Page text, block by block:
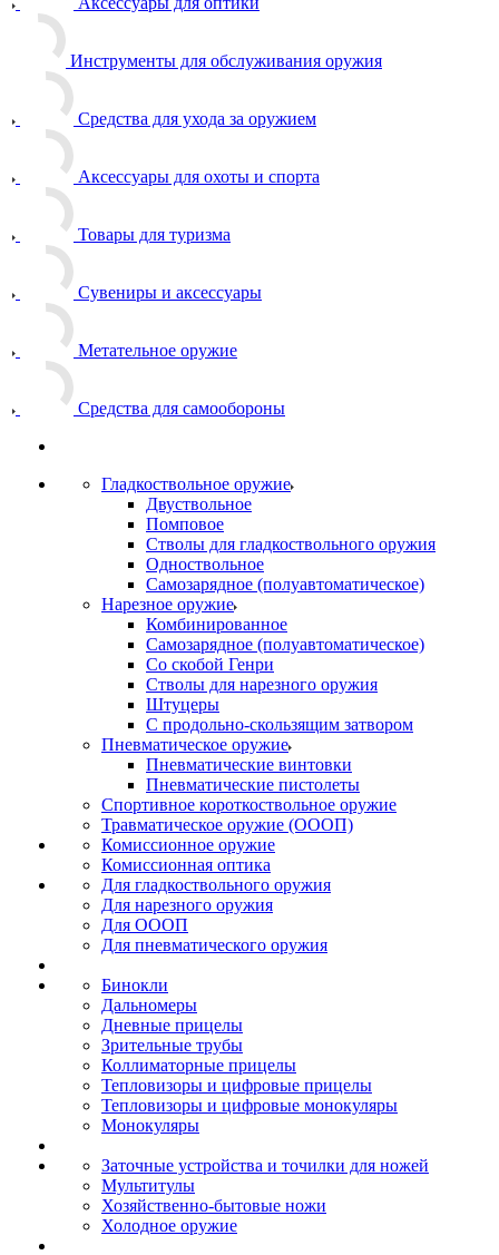
Инструменты для обслуживания оружия
Средства для ухода за оружием
Аксессуары для охоты и спорта
Товары для туризма
Сувениры и аксессуары
Метательное оружие
Средства для самообороны
Гладкоствольное оружие
Двуствольное
Помповое
Стволы для гладкоствольного оружия
Одноствольное
Самозарядное (полуавтоматическое)
Нарезное оружие
Комбинированное
Самозарядное (полуавтоматическое)
Со скобой Генри
Стволы для нарезного оружия
Штуцеры
С продольно-скользящим затвором
Пневматическое оружие
Пневматические винтовки
Пневматические пистолеты
Спортивное короткоствольное оружие
Травматическое оружие (ОООП)
Комиссионное оружие
Комиссионная оптика
Для гладкоствольного оружия
Для нарезного оружия
Для ОООП
Для пневматического оружия
Бинокли
Дальномеры
Дневные прицелы
Зрительные трубы
Коллиматорные прицелы
Тепловизоры и цифровые прицелы
Тепловизоры и цифровые монокуляры
Монокуляры
Заточные устройства и точилки для ножей
Мультитулы
Хозяйственно-бытовые ножи
Холодное оружие